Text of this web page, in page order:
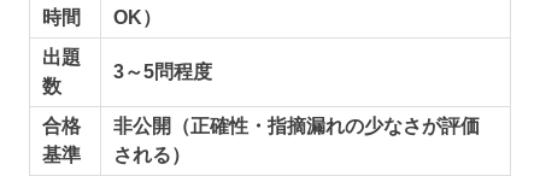
時間
OK）
出題
数
3～5問程度
合格
基準
非公開（正確性・指摘漏れの少なさが評価
される）